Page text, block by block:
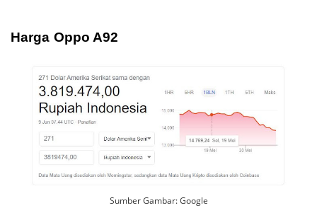
Harga Oppo A92
Sumber Gambar: Google